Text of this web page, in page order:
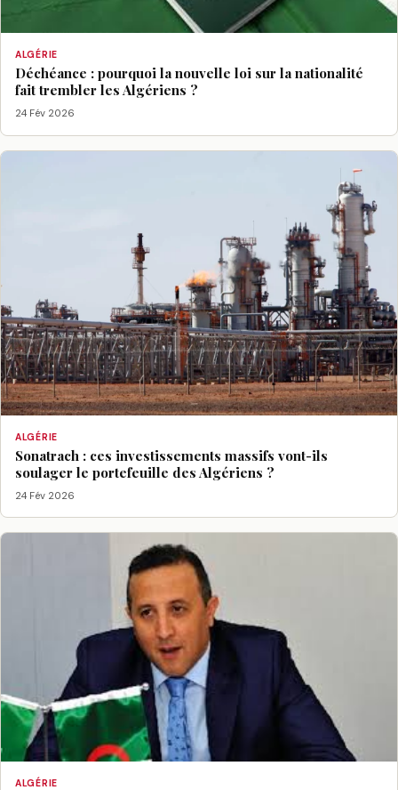
ALGÉRIE
Déchéance : pourquoi la nouvelle loi sur la nationalité
fait trembler les Algériens ?
24 Fév 2026
ALGÉRIE
Sonatrach : ces investissements massifs vont-ils
soulager le portefeuille des Algériens ?
24 Fév 2026
ALGÉRIE